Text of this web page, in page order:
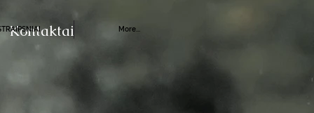
More...
Kontaktai